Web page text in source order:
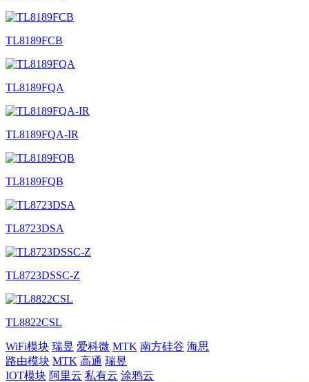
TL8189FCB
TL8189FQA
TL8189FQA-IR
TL8189FQB
TL8723DSA
TL8723DSSC-Z
TL8822CSL
WiFi模块 瑞昱 爱科微 MTK 南方硅谷 海思
路由模块 MTK 高通 瑞昱
IOT模块 阿里云 私有云 涂鸦云